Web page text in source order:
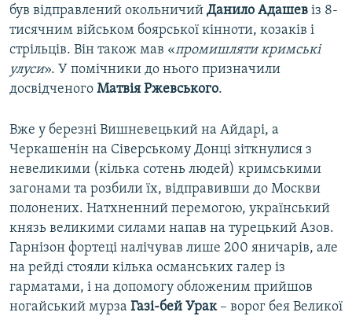
був відправлений окольничий Данило Адашев із 8-
тисячним військом боярської кінноти, козаків і
стрільців. Він також мав «промишляти кримські
улуси». У помічники до нього призначили
досвідченого Матвія Ржевського.
Вже у березні Вишневецький на Айдарі, а
Черкашенін на Сіверському Донці зіткнулися з
невеликими (кілька сотень людей) кримськими
загонами та розбили їх, відправивши до Москви
полонених. Натхненний перемогою, український
князь великими силами напав на турецький Азов.
Гарнізон фортеці налічував лише 200 яничарів, але
на рейді стояли кілька османських галер із
гарматами, і на допомогу обложеним прийшов
ногайський мурза Газі-бей Урак– ворог бея Великої